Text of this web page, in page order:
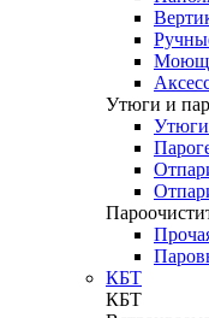
Утюги и
Утюги
КБТ
КБТ